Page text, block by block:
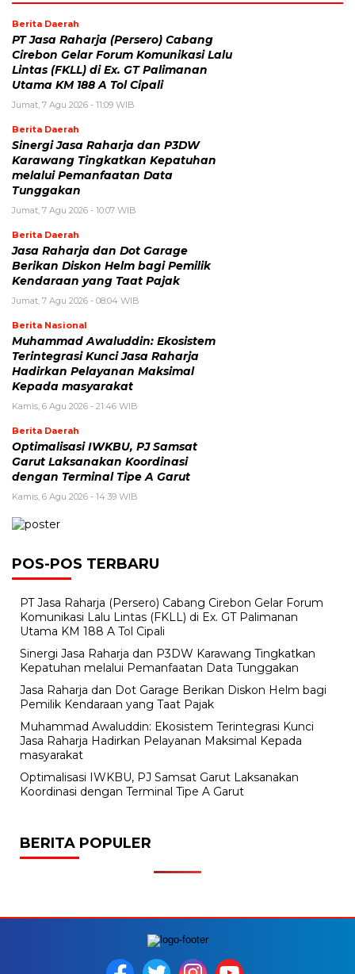
Berita Daerah
PT Jasa Raharja (Persero) Cabang
Cirebon Gelar Forum Komunikasi Lalu
Lintas (FKLL) di Ex. GT Palimanan
Utama KM 188 A Tol Cipali
Jumat, 7 Agu 2026 - 11:09 WIB
Berita Daerah
Sinergi Jasa Raharja dan P3DW
Karawang Tingkatkan Kepatuhan
melalui Pemanfaatan Data
Tunggakan
Jumat, 7 Agu 2026 - 10:07 WIB
Berita Daerah
Jasa Raharja dan Dot Garage
Berikan Diskon Helm bagi Pemilik
Kendaraan yang Taat Pajak
Jumat, 7 Agu 2026 - 08:04 WIB
Berita Nasional
Muhammad Awaluddin: Ekosistem
Terintegrasi Kunci Jasa Raharja
Hadirkan Pelayanan Maksimal
Kepada masyarakat
Kamis, 6 Agu 2026 - 21:46 WIB
Berita Daerah
Optimalisasi IWKBU, PJ Samsat
Garut Laksanakan Koordinasi
dengan Terminal Tipe A Garut
Kamis, 6 Agu 2026 - 14:39 WIB
POS-POS TERBARU
PT Jasa Raharja (Persero) Cabang Cirebon Gelar Forum
Komunikasi Lalu Lintas (FKLL) di Ex. GT Palimanan
Utama KM 188 A Tol Cipali
Sinergi Jasa Raharja dan P3DW Karawang Tingkatkan
Kepatuhan melalui Pemanfaatan Data Tunggakan
Jasa Raharja dan Dot Garage Berikan Diskon Helm bagi
Pemilik Kendaraan yang Taat Pajak
Muhammad Awaluddin: Ekosistem Terintegrasi Kunci
Jasa Raharja Hadirkan Pelayanan Maksimal Kepada
masyarakat
Optimalisasi IWKBU, PJ Samsat Garut Laksanakan
Koordinasi dengan Terminal Tipe A Garut
BERITA POPULER